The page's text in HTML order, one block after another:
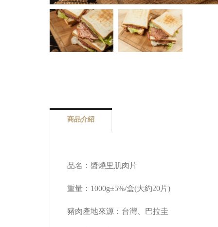
商品介紹
品名：醬燒里肌肉片
重量： 1000g±5%/盒(大約20片)
豬肉產地來源：台灣、巴拉圭